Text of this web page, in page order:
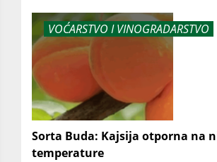
VOĆARSTVO I VINOGRADARSTVO
Sorta Buda: Kajsija otporna na
temperature